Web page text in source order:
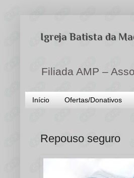
Igreja Batista da
Filiada AMP –
Início Ofertas/Donativos
Repouso seguro